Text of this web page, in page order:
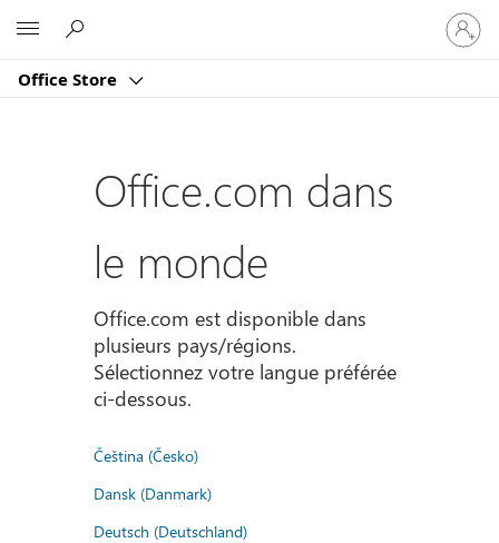
Office Store
vous
à
compte
Office.com dans
le monde
Office.com est disponible dans
plusieurs pays/régions.
Sélectionnez votre langue préférée
ci-dessous.
Čeština (Česko)
Dansk (Danmark)
Deutsch (Deutschland)